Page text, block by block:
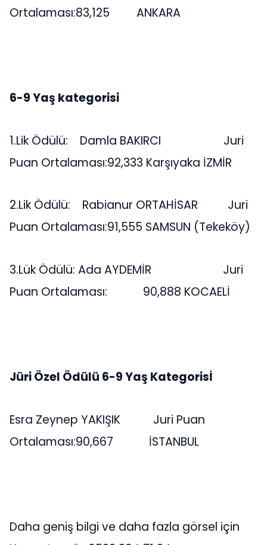
Ortalaması:83,125 ANKARA
6-9 Yaş kategorisi
1.Lik Ödülü: Damla BAKIRCI Juri
Puan Ortalaması:92,333 Karşıyaka İZMİR
2.Lik Ödülü: Rabianur ORTAHİSAR Juri
Puan Ortalaması:91,555 SAMSUN (Tekeköy)
3.Lük Ödülü: Ada AYDEMİR Juri
Puan Ortalaması: 90,888 KOCAELİ
Jüri Özel Ödülü 6-9 Yaş Kategorisİ
Esra Zeynep YAKIŞIK Juri Puan
Ortalaması:90,667 İSTANBUL
Daha geniş bilgi ve daha fazla görsel için